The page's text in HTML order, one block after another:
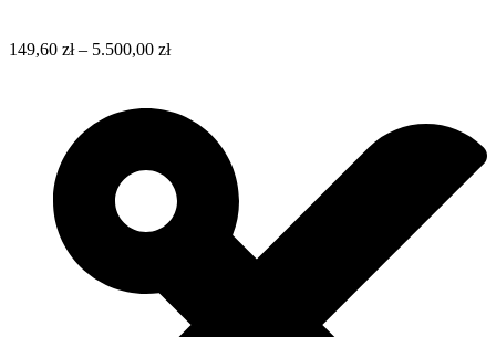
149,60 zł– 5.500,00 zł